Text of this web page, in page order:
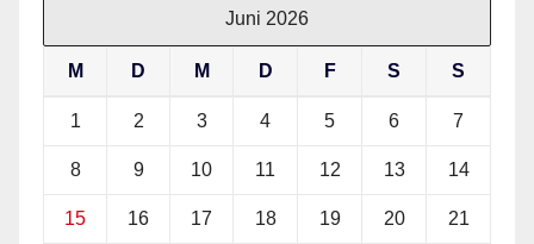
Juni 2026
M D M D F S S
1 2 3 4 5 6 7
8 9 10 11 12 13 14
15 16 17 18 19 20 21